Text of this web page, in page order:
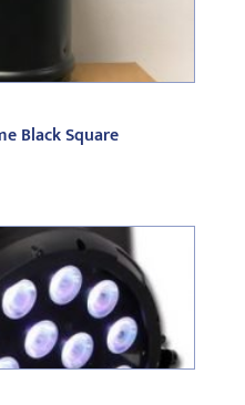
Black Square